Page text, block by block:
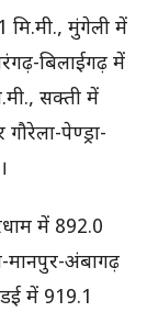
मि.मी., मुंगेली में
बिलाईगढ़ में
सक्ती में
पेण्ड्रा-
में 892.0
मानपुर-अंबागढ़
में 919.1